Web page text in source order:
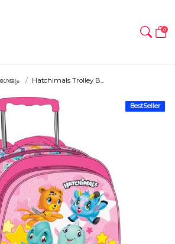
0
Hatchimals Trolley B...
BestSeller